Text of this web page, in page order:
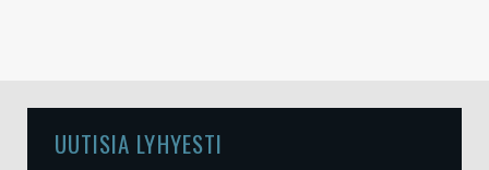
UUTISIA LYHYESTI